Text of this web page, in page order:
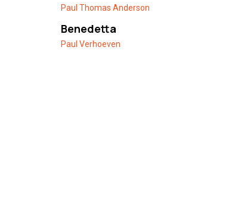
Paul Thomas Anderson
Benedetta
Paul Verhoeven